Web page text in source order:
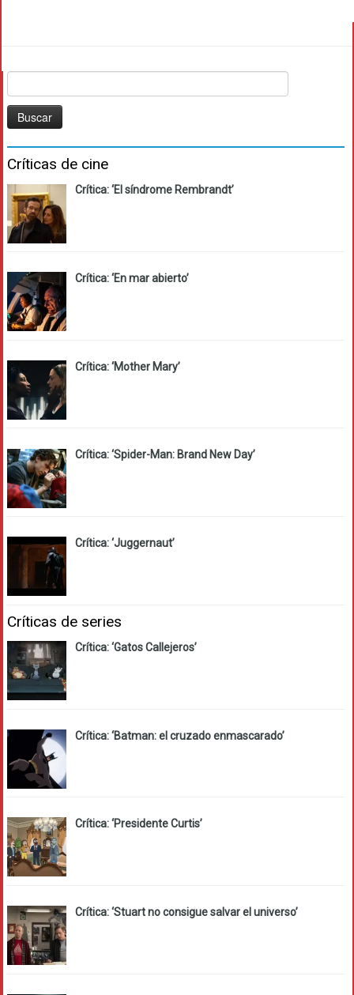
Críticas de cine
Crítica: ‘El síndrome Rembrandt’
Crítica: ‘En mar abierto’
Crítica: ‘Mother Mary’
Crítica: ‘Spider-Man: Brand New Day’
Crítica: ‘Juggernaut’
Críticas de series
Crítica: ‘Gatos Callejeros’
Crítica: ‘Batman: el cruzado enmascarado’
Crítica: ‘Presidente Curtis’
Crítica: ‘Stuart no consigue salvar el universo’